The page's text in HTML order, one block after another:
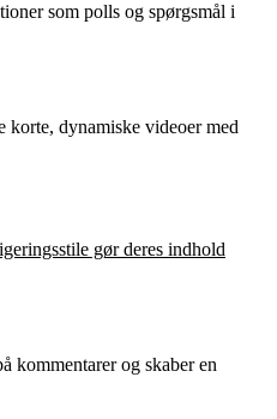
som polls og spørgsmål i
korte, dynamiske videoer med
gør deres indhold
kommentarer og skaber en